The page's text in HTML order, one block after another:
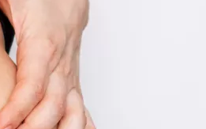
Tedavisi
– Akne Tedavisi
Face Ultra
Peeling
– Kök Hücre
(Fibroblast)
&